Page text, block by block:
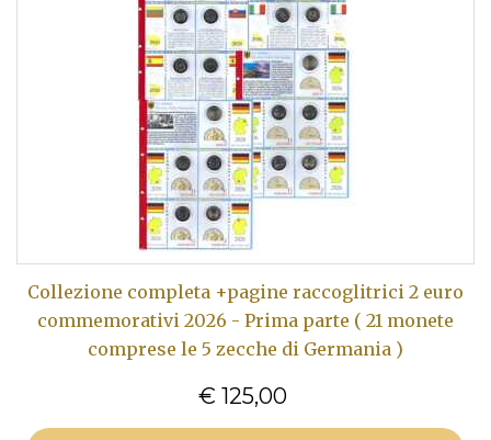
Collezione completa +pagine raccoglitrici 2 euro
commemorativi 2026 - Prima parte ( 21 monete
comprese le 5 zecche di Germania )
€ 125,00